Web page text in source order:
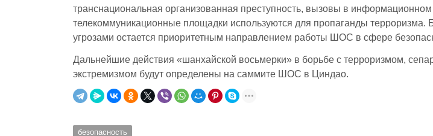
транснациональная организованная преступность, вызовы в информационном
телекоммуникационные площадки используются для пропаганды терроризма.
угрозами остается приоритетным направлением работы ШОС в сфере
Дальнейшие действия «шанхайской восьмерки» в борьбе с терроризмом,
экстремизмом будут определены на саммите ШОС в Циндао.
безопасность